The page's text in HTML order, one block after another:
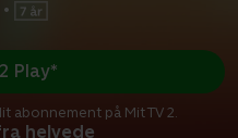
•
helvede
Play*
abonnement på Mit TV 2.